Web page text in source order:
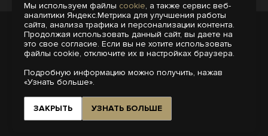
© 2005-, 2026 Все права защищены
Информация, представленная на сайте,
не является публичной офертой.
Пользовательское соглашение
Интернет-агентство «Пегас»
Поддержка сайта на 1С-Битрикс
Мы используем файлы cookie, а также сервис веб-
аналитики Яндекс.Метрика для улучшения работы
сайта, анализа трафика и персонализации контента.
Продолжая использовать данный сайт, вы даете на
это свое согласие. Если вы не хотите использовать
файлы cookie, отключите их в настройках браузера.
Подробную информацию можно получить, нажав
«Узнать больше».
ЗАКРЫТЬ УЗНАТЬ БОЛЬШЕ